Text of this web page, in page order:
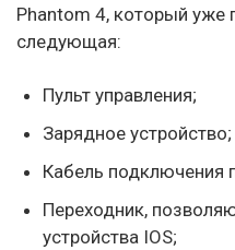
Phantom 4, который уже
следующая:
Пульт управления;
Зарядное устройство;
Кабель подключения
Переходник,
устройства IOS;